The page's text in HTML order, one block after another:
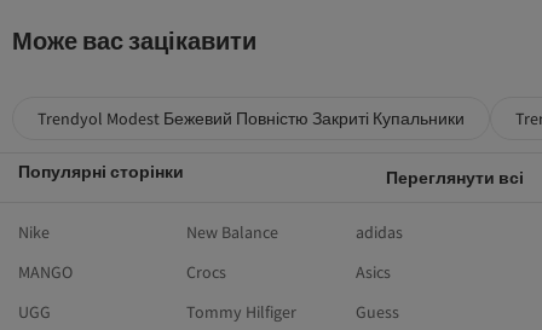
Може вас зацікавити
Trendyol Modest Бежевий Повністю Закриті Купальники
Популярні сторінки Переглянути всі
Nike New Balance
adidas
MANGO
Crocs
Asics
UGG
Tommy Hilfiger
Guess